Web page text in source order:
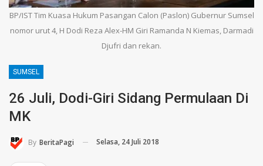
BP/IST Tim Kuasa Hukum Pasangan Calon (Paslon) Gubernur Sumsel
nomor urut 4, H Dodi Reza Alex-HM Giri Ramanda N Kiemas, Darmadi
Djufri dan rekan.
SUMSEL
26 Juli, Dodi-Giri Sidang Permulaan Di
MK
By BeritaPagi Selasa, 24 Juli 2018